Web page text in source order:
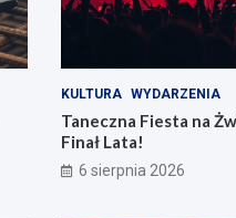
KULTURA WYDARZENIA
Taneczna Fiesta na
Finał Lata!
6 sierpnia 2026